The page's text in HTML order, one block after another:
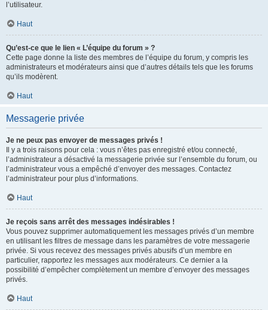
l’utilisateur.
Haut
Qu’est-ce que le lien « L’équipe du forum » ?
Cette page donne la liste des membres de l’équipe du forum, y compris les
administrateurs et modérateurs ainsi que d’autres détails tels que les forums
qu’ils modèrent.
Haut
Messagerie privée
Je ne peux pas envoyer de messages privés !
Il y a trois raisons pour cela : vous n’êtes pas enregistré et/ou connecté,
l’administrateur a désactivé la messagerie privée sur l’ensemble du forum, ou
l’administrateur vous a empêché d’envoyer des messages. Contactez
l’administrateur pour plus d’informations.
Haut
Je reçois sans arrêt des messages indésirables !
Vous pouvez supprimer automatiquement les messages privés d’un membre
en utilisant les filtres de message dans les paramètres de votre messagerie
privée. Si vous recevez des messages privés abusifs d’un membre en
particulier, rapportez les messages aux modérateurs. Ce dernier a la
possibilité d’empêcher complètement un membre d’envoyer des messages
privés.
Haut